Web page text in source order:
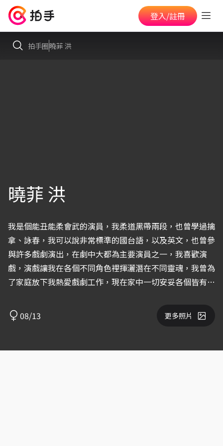
登入/註冊
拍手圈曉菲 洪
曉菲 洪
我是個能丑能柔會武的演員，我柔道黑帶兩段，也曾學過擒
拿、詠春，我可以說非常標準的國台語，以及英文，也曾參
與許多戲劇演出，在劇中大都為主要演員之一，我喜歡演
戲，演戲讓我在各個不同角色裡揮灑潛在不同靈魂，我曾為
了家庭放下我熱愛戲劇工作，現在家中一切安妥各個皆有方
08/13
更多照片